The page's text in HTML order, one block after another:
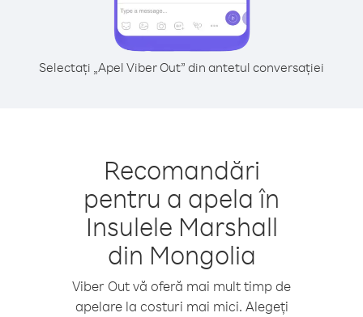
Selectați „Apel Viber Out” din antetul conversației
Recomandări
pentru a apela în
Insulele Marshall
din Mongolia
Viber Out vă oferă mai mult timp de
apelare la costuri mai mici. Alegeți